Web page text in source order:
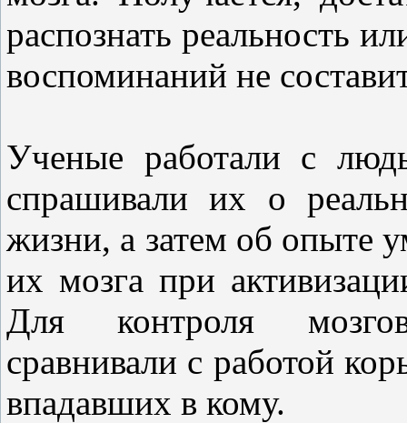
распознать реальность
воспоминаний не
Ученые работали с
спрашивали их о
жизни, а затем об опыте
их мозга при
Для контроля
сравнивали с работой
впадавших в кому.